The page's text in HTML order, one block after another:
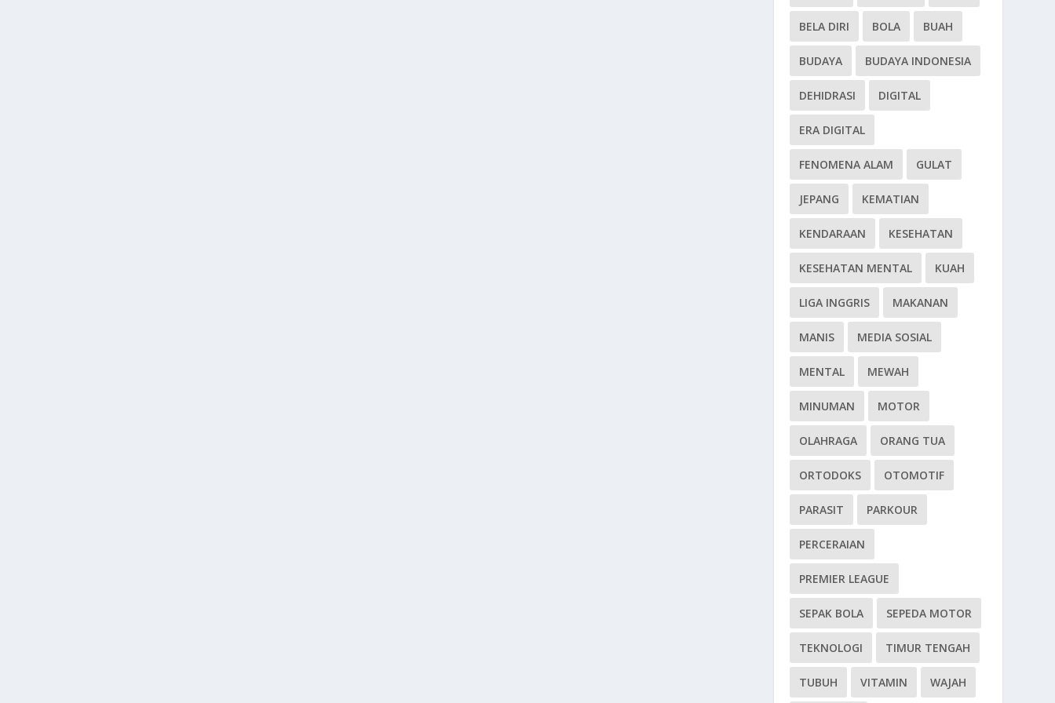
BELA DIRI BOLA BUAH
BUDAYA BUDAYA INDONESIA
DEHIDRASI DIGITAL
ERA DIGITAL
FENOMENA ALAM GULAT
JEPANG KEMATIAN
KENDARAAN KESEHATAN
KESEHATAN MENTAL KUAH
LIGA INGGRIS MAKANAN
MANIS MEDIA SOSIAL
MENTAL MEWAH
MINUMAN MOTOR
OLAHRAGA ORANG TUA
ORTODOKS OTOMOTIF
PARASIT PARKOUR
PERCERAIAN
PREMIER LEAGUE
SEPAK BOLA SEPEDA MOTOR
TEKNOLOGI TIMUR TENGAH
TUBUH VITAMIN WAJAH